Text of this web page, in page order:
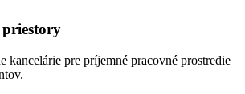
kancelárie pre príjemné pracovné prostredie